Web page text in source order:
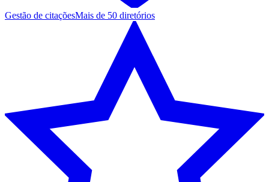
Gestão de citaçõesMais de 50 diretórios